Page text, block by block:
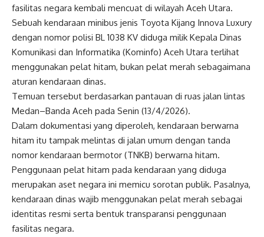
fasilitas negara kembali mencuat di wilayah Aceh Utara.
Sebuah kendaraan minibus jenis Toyota Kijang Innova Luxury
dengan nomor polisi BL 1038 KV diduga milik Kepala Dinas
Komunikasi dan Informatika (Kominfo) Aceh Utara terlihat
menggunakan pelat hitam, bukan pelat merah sebagaimana
aturan kendaraan dinas.
Temuan tersebut berdasarkan pantauan di ruas jalan lintas
Medan–Banda Aceh pada Senin (13/4/2026).
Dalam dokumentasi yang diperoleh, kendaraan berwarna
hitam itu tampak melintas di jalan umum dengan tanda
nomor kendaraan bermotor (TNKB) berwarna hitam.
Penggunaan pelat hitam pada kendaraan yang diduga
merupakan aset negara ini memicu sorotan publik. Pasalnya,
kendaraan dinas wajib menggunakan pelat merah sebagai
identitas resmi serta bentuk transparansi penggunaan
fasilitas negara.